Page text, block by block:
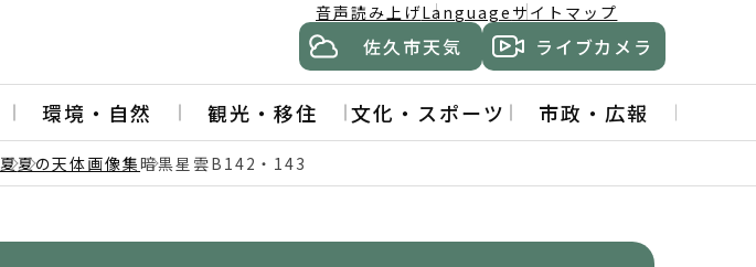
音声読み上げLanguage サイトマップ
佐久市天気 ライブカメラ
環境・自然 観光・移住 文化・スポーツ 市政・広報
夏夏の天体画像集暗黒星雲B142・143